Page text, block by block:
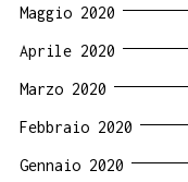
Maggio 2020
Aprile 2020
Marzo 2020
Febbraio 2020
Gennaio 2020